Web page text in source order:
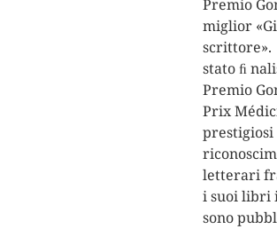
Premio
miglior
scrittore».
stato ﬁ
Premio
Prix
prestigiosi
letterari
i suoi libri
sono